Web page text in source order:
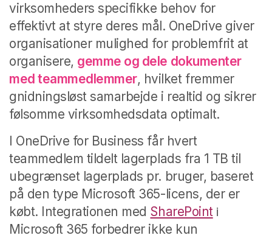
virksomheders specifikke behov for
effektivt at styre deres mål. OneDrive giver
organisationer mulighed for problemfrit at
organisere, gemme og dele dokumenter
med teammedlemmer, hvilket fremmer
gnidningsløst samarbejde i realtid og sikrer
følsomme virksomhedsdata optimalt.
I OneDrive for Business får hvert
teammedlem tildelt lagerplads fra 1 TB til
ubegrænset lagerplads pr. bruger, baseret
på den type Microsoft 365-licens, der er
købt. Integrationen med SharePointi
Microsoft 365 forbedrer ikke kun